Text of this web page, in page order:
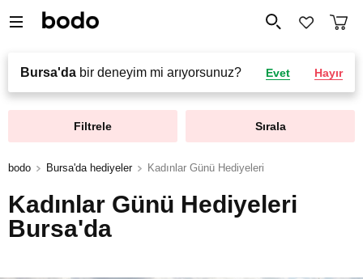
Bursa'da bir deneyim mi arıyorsunuz? Evet Hayır
Filtrele Sırala
bodo Bursa'da hediyeler Kadınlar Günü Hediyeleri
Kadınlar Günü Hediyeleri
Bursa'da